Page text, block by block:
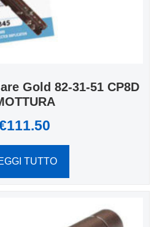
Gold 82-31-51 CP8D
111.50
TUTTO